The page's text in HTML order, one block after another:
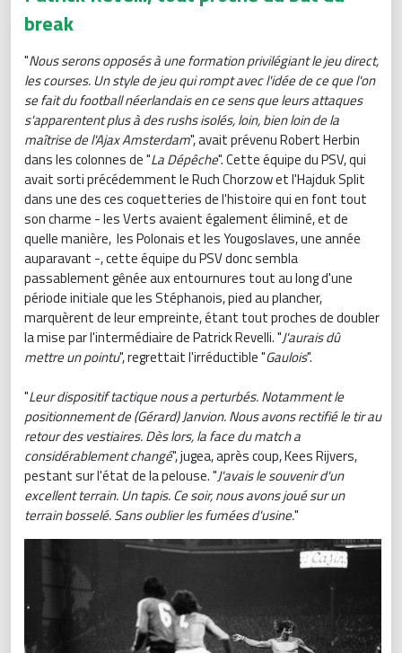
break
"Nous serons opposés à une formation privilégiant le jeu direct,
les courses. Un style de jeu qui rompt avec l'idée de ce que l'on
se fait du football néerlandais en ce sens que leurs attaques
s'apparentent plus à des rushs isolés, loin, bien loin de la
maîtrise de l'Ajax Amsterdam", avait prévenu Robert Herbin
dans les colonnes de "La Dépêche". Cette équipe du PSV, qui
avait sorti précédemment le Ruch Chorzow et l'Hajduk Split
dans une des ces coquetteries de l'histoire qui en font tout
son charme - les Verts avaient également éliminé, et de
quelle manière, les Polonais et les Yougoslaves, une année
auparavant -, cette équipe du PSV donc sembla
passablement gênée aux entournures tout au long d'une
période initiale que les Stéphanois, pied au plancher,
marquèrent de leur empreinte, étant tout proches de doubler
la mise par l'intermédiaire de Patrick Revelli. "J'aurais dû
mettre un pointu", regrettait l'irréductible "Gaulois".
"Leur dispositif tactique nous a perturbés. Notamment le
positionnement de (Gérard) Janvion. Nous avons rectifié le tir au
retour des vestiaires. Dès lors, la face du match a
considérablement changé", jugea, après coup, Kees Rijvers,
pestant sur l'état de la pelouse. "J'avais le souvenir d'un
excellent terrain. Un tapis. Ce soir, nous avons joué sur un
terrain bosselé. Sans oublier les fumées d'usine."